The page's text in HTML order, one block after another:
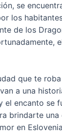
se
los
de los
que te
a una
el encanto se
brindarte una
en